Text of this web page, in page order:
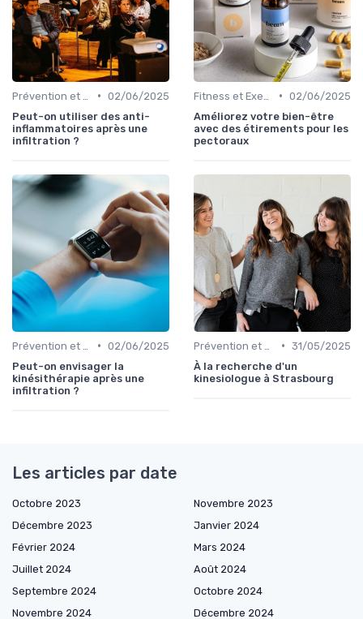
• 02/06/2025
Peut-on utiliser des anti-
inflammatoires après une
infiltration ?
• 02/06/2025
Améliorez votre bien-être
avec des étirements pour les
pectoraux
• 02/06/2025
Peut-on envisager la
kinésithérapie après une
infiltration ?
• 31/05/2025
À la recherche d'un
kinesiologue à Strasbourg
Les articles par date
Octobre 2023
Novembre 2023
Décembre 2023
Janvier 2024
Février 2024
Mars 2024
Juillet 2024
Août 2024
Septembre 2024
Octobre 2024
Novembre 2024
Décembre 2024